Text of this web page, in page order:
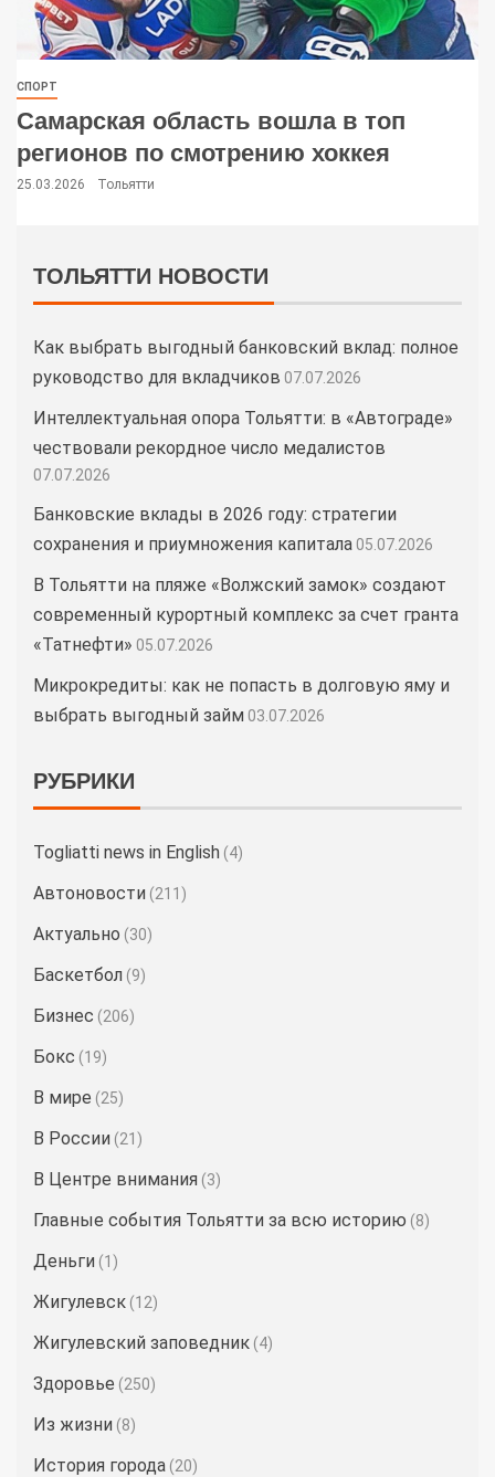
СПОРТ
Самарская область вошла в топ
регионов по смотрению хоккея
25.03.2026 Тольятти
ТОЛЬЯТТИ НОВОСТИ
Как выбрать выгодный банковский вклад: полное
руководство для вкладчиков 07.07.2026
Интеллектуальная опора Тольятти: в «Автограде»
чествовали рекордное число медалистов
07.07.2026
Банковские вклады в 2026 году: стратегии
сохранения и приумножения капитала05.07.2026
В Тольятти на пляже «Волжский замок» создают
современный курортный комплекс за счет гранта
«Татнефти» 05.07.2026
Микрокредиты: как не попасть в долговую яму и
выбрать выгодный займ 03.07.2026
РУБРИКИ
Togliatti news in English (4)
Автоновости (211)
Актуально (30)
Баскетбол (9)
Бизнес (206)
Бокс (19)
В мире (25)
В России (21)
В Центре внимания (3)
Главные события Тольятти за всю историю (8)
Деньги (1)
Жигулевск (12)
Жигулевский заповедник (4)
Здоровье (250)
Из жизни (8)
История города (20)